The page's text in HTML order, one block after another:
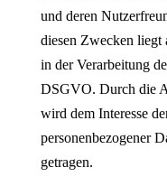
und deren
diesen Zwecken liegt
in der Verarbeitung
DSGVO. Durch die
wird dem Interesse
personenbezogener
getragen.